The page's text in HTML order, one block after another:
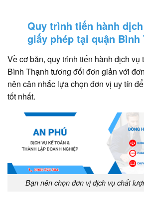
Quy trình tiến hành
giấy phép tại quận Bình
Về cơ bản, quy trình tiến hành dịch vụ
Bình Thạnh tương đối đơn giản với
nên cân nhắc lựa chọn đơn vị uy tín
tốt nhất.
Bạn nên chọn đơn vị dịch vụ chất